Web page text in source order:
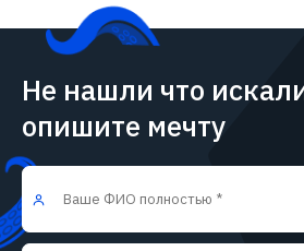
Не нашли что
опишите мечту